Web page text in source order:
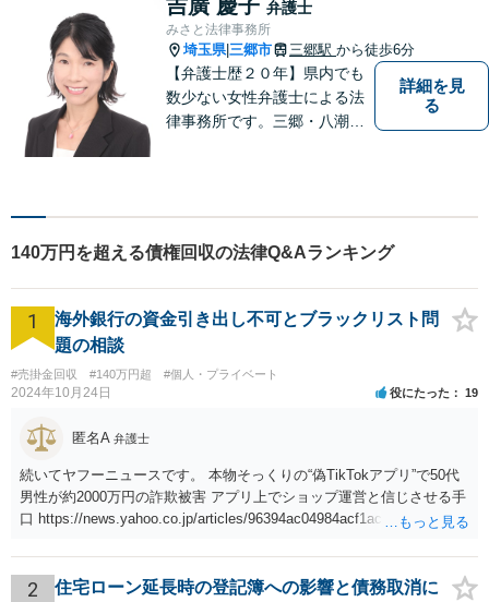
す。【地元密着型の事務所】
【近隣駐車場あり】
吉廣 慶子 弁護士
みさと法律事務所
埼玉県| 三郷市 三郷駅 から徒歩6分
【弁護士歴２０年】県内でも
数少ない女性弁護士による法
律事務所です。三郷・八潮・
詳細を見
る
140万円を超える債権回収の法律Q&Aランキング
1
海外銀行の資金引き出し不可とブラックリスト問
題の相談
#売掛金回収 #140万円超 #個人・プライベート
2024年10月24日 役にたった 19
匿名A 弁護士
続いてヤフーニュースです。 本物そっくりの“偽TikTokアプリ”で50代
男性が約2000万円の詐欺被害 アプリ上でショップ運営と信じさせる手
口 https://news.yahoo.co.jp/articles/96394ac04984acf1acaa293f13ccf5
2
住宅ローン延長時の登記簿への影響と債務取消に